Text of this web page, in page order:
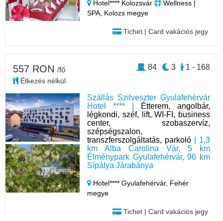
Hotel**** Kolozsvár
Wellness |
SPA, Kolozs megye
Tichet | Card vakációs jegy
Szállás Szilveszter Gyulafehérvár
Hotel **** |
Étterem, angolbár,
légkondi, széf, lift, WI-FI, business
center, szobaszervíz,
szépségszalon,
transzferszolgáltatás, parkoló | 1,3
km Alba Carolina Vár, 5 km
Élménypark Gyulafehérvár, 96 km
Sípálya Járabánya
Hotel**** Gyulafehérvár, Fehér
megye
Tichet | Card vakációs jegy
557 RON /fő
Étkezés nélkül
1 - 168
3
84